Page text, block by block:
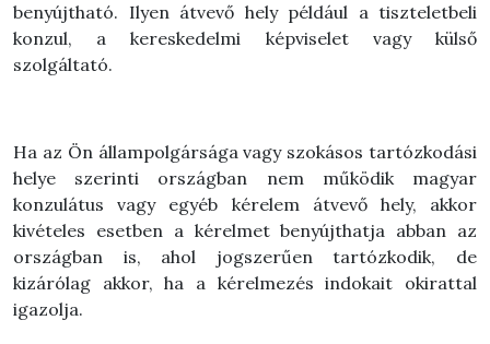
benyújtható. Ilyen átvevő hely például a tiszteletbeli
konzul, a kereskedelmi képviselet vagy külső
szolgáltató.
Ha az Ön állampolgársága vagy szokásos tartózkodási
helye szerinti országban nem működik magyar
konzulátus vagy egyéb kérelem átvevő hely, akkor
kivételes esetben a kérelmet benyújthatja abban az
országban is, ahol jogszerűen tartózkodik, de
kizárólag akkor, ha a kérelmezés indokait okirattal
igazolja.